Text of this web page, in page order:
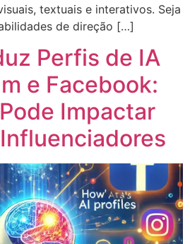
textuais e interativos. Seja
de direção […]
Perfis de IA
e Facebook:
Impactar